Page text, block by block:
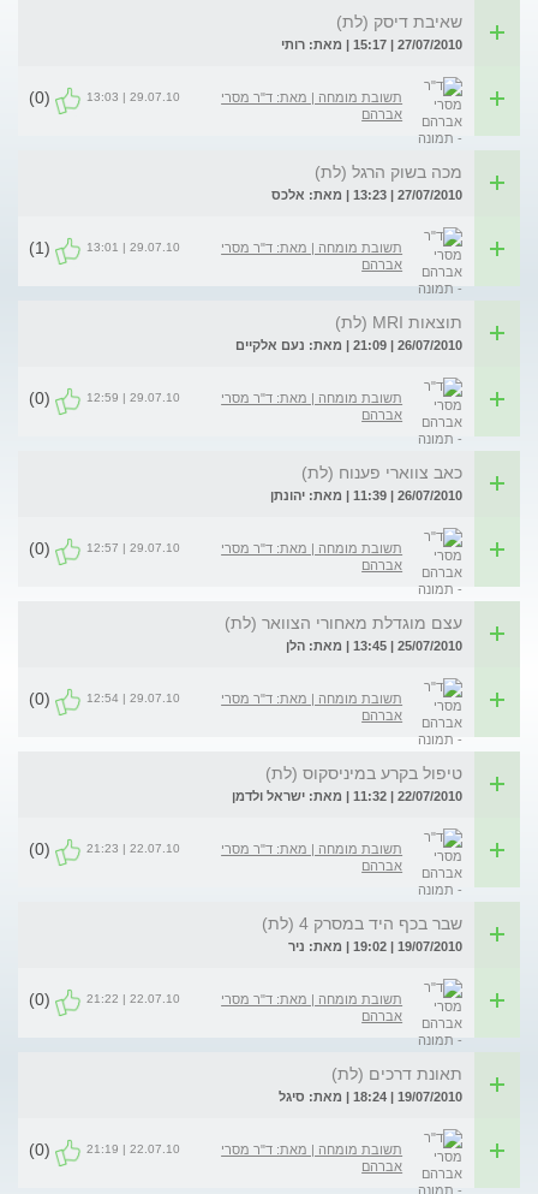
שאיבת דיסק (לת)
27/07/2010 | 15:17 | מאת: רותי
תשובת מומחה | מאת: ד"ר מסרי
אברהם
29.07.10 | 13:03
(0)
מכה בשוק הרגל (לת)
27/07/2010 | 13:23 | מאת: אלכס
תשובת מומחה | מאת: ד"ר מסרי
אברהם
29.07.10 | 13:01
(1)
תוצאות MRI (לת)
26/07/2010 | 21:09 | מאת: נעם אלקיים
תשובת מומחה | מאת: ד"ר מסרי
אברהם
29.07.10 | 12:59
(0)
כאב צווארי פענוח (לת)
26/07/2010 | 11:39 | מאת: יהונתן
תשובת מומחה | מאת: ד"ר מסרי
אברהם
29.07.10 | 12:57
(0)
עצם מוגדלת מאחורי הצוואר (לת)
25/07/2010 | 13:45 | מאת: הלן
תשובת מומחה | מאת: ד"ר מסרי
אברהם
29.07.10 | 12:54
(0)
טיפול בקרע במיניסקוס (לת)
22/07/2010 | 11:32 | מאת: ישראל ולדמן
תשובת מומחה | מאת: ד"ר מסרי
אברהם
22.07.10 | 21:23
(0)
שבר בכף היד במסרק 4 (לת)
19/07/2010 | 19:02 | מאת: ניר
תשובת מומחה | מאת: ד"ר מסרי
אברהם
22.07.10 | 21:22
(0)
תאונת דרכים (לת)
19/07/2010 | 18:24 | מאת: סיגל
תשובת מומחה | מאת: ד"ר מסרי
אברהם
22.07.10 | 21:19
(0)